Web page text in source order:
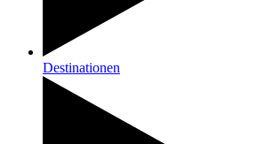
Destinationen